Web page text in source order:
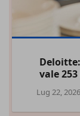
vale
Lug 22, 2026